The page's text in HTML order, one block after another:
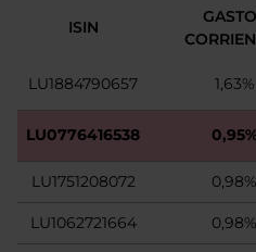
ISIN
LU1884790657 1,63%
LU0776416538
LU1751208072 0,98%
LU1062721664 0,98%